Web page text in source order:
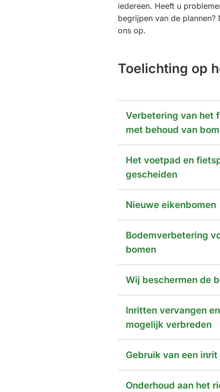
iedereen. Heeft u
begrijpen van de plannen?
ons op.
Toelichting op
Verbetering van het
met behoud van
Het voetpad en
gescheiden
Nieuwe eikenbomen
Bodemverbetering
bomen
Wij beschermen de
Inritten vervangen
mogelijk verbreden
Gebruik van een inrit
Onderhoud aan het